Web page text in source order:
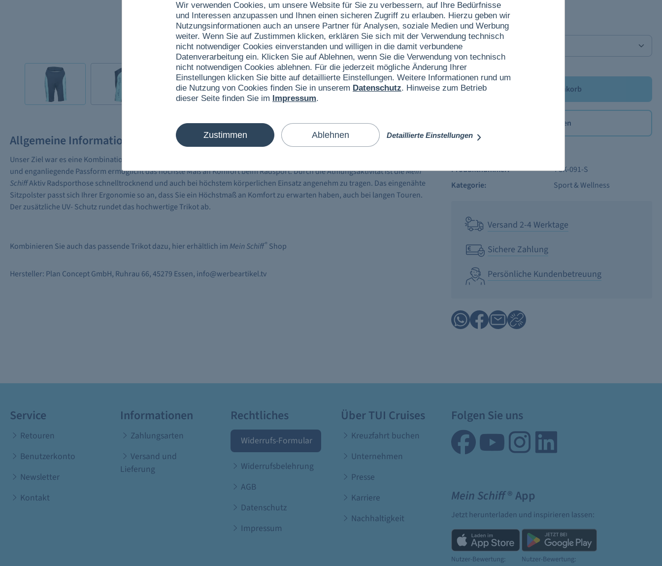
Allgemeine Informationen
Unser Ziel war es eine Kombination aus langlebigem Komfort und stilvoller
und enganliegende Passform ermöglicht das höchste Maß an Komfort beim Radsport. Durch die Atmungsaktivität ist dieMein
SchiffAktiv Radsporthose schnelltrocknend und auch bei höchstem körperlichen Einsatz angenehm zu tragen. Das eingenähte
Sitzpolster passt sich Ihrer Ergonomie so an, dass Sie ein Höchstmaß an Komfort zu erwarten haben, auch bei langen Touren.
Der zusätzliche UV- Schutz rundet das hochwertige Trikot ab.
Kombinieren Sie auch das passende Trikot dazu, hier erhältlich im Mein Schiff® Shop
Hersteller: Plan Concept GmbH, Ruhrau 66, 45279 Essen, info@werbeartikel.tv
Anzahl
In den Warenkorb
Merken
Produktnummer:
TCK-091-S
Kategorie:
Sport & Wellness
Versand 2-4 Werktage
Sichere Zahlung
Persönliche Kundenbetreuung
Service
Retouren
Benutzerkonto
Newsletter
Kontakt
Informationen
Zahlungsarten
Versand und
Lieferung
Rechtliches
Widerrufs-Formular
Widerrufsbelehrung
AGB
Datenschutz
Impressum
Über TUI Cruises
Kreuzfahrt buchen
Unternehmen
Presse
Karriere
Nachhaltigkeit
Folgen Sie uns
Mein Schiff® App
Jetzt herunterladen und inspirieren lassen:
Wir verwenden Cookies, um unsere Website für Sie zu verbessern, auf Ihre Bedürfnisse
und Interessen anzupassen und Ihnen einen sicheren Zugriff zu erlauben. Hierzu geben wir
Nutzungsinformationen auch an unsere Partner für Analysen, soziale Medien und Werbung
weiter. Wenn Sie auf Zustimmen klicken, erklären Sie sich mit der Verwendung technisch
nicht notwendiger Cookies einverstanden und willigen in die damit verbundene
Datenverarbeitung ein. Klicken Sie auf Ablehnen, wenn Sie die Verwendung von technisch
nicht notwendigen Cookies ablehnen. Für die jederzeit mögliche Änderung Ihrer
Einstellungen klicken Sie bitte auf detaillierte Einstellungen. Weitere Informationen rund um
die Nutzung von Cookies finden Sie in unserem Datenschutz. Hinweise zum Betrieb
dieser Seite finden Sie im
Impressum.
Zustimmen Ablehnen Detaillierte Einstellungen